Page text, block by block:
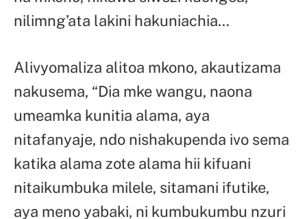
nilimng’ata lakini hakuniachia…
Alivyomaliza alitoa mkono, akautizama
nakusema, “Dia mke wangu, naona
umeamka kunitia alama, aya
nitafanyaje, ndo nishakupenda ivo sema
katika alama zote alama hii kifuani
nitaikumbuka milele, sitamani ifutike,
aya meno yabaki, ni kumbukumbu nzuri